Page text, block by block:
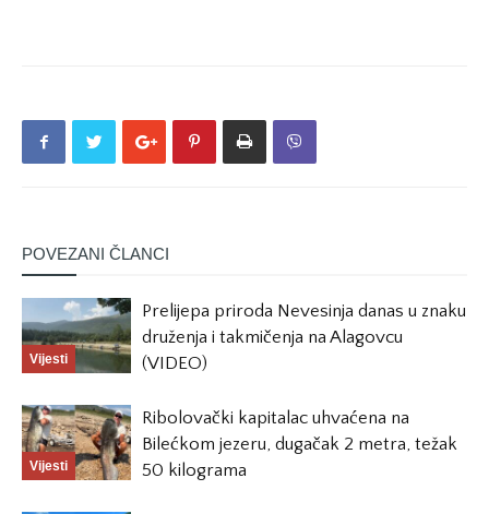
POVEZANI ČLANCI
Vijesti
Prelijepa priroda Nevesinja danas u znaku
druženja i takmičenja na Alagovcu
(VIDEO)
Vijesti
Ribolovački kapitalac uhvaćena na
Bilećkom jezeru, dugačak 2 metra, težak
50 kilograma